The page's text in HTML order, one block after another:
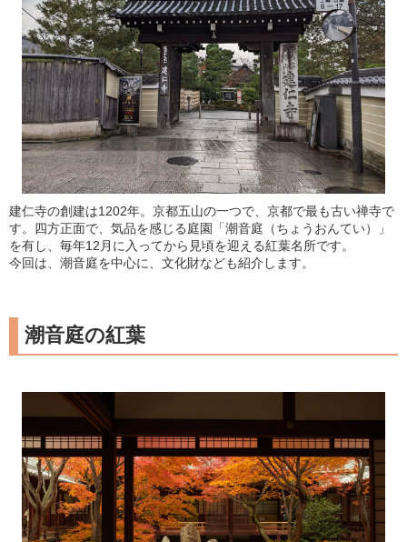
建仁寺の創建は1202年。京都五山の一つで、京都で最も古い禅寺で
す。四方正面で、気品を感じる庭園「潮音庭（ちょうおんてい）」
を有し、毎年12月に入ってから見頃を迎える紅葉名所です。
今回は、潮音庭を中心に、文化財なども紹介します。
潮音庭の紅葉